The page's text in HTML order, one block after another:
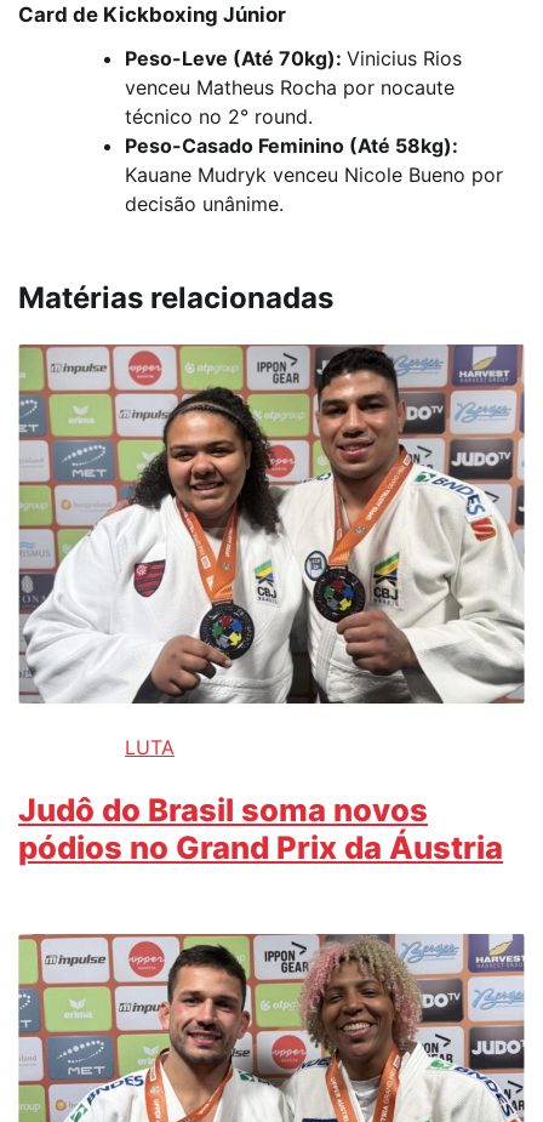
Card de Kickboxing Júnior
Peso-Leve (Até 70kg): Vinicius Rios
venceu Matheus Rocha por nocaute
técnico no 2° round.
Peso-Casado Feminino (Até 58kg):
Kauane Mudryk venceu Nicole Bueno por
decisão unânime.
Matérias relacionadas
LUTA
Judô do Brasil soma novos
pódios no Grand Prix da Áustria